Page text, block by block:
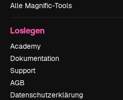
Alle Magnific-Tools
Loslegen
Academy
Dokumentation
Support
AGB
Datenschutzerklärung